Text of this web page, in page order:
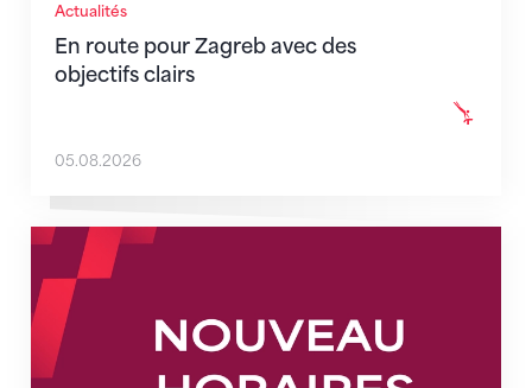
Actualités
En route pour Zagreb avec des
objectifs clairs
05.08.2026
Nouveaux horaires du secrétariat dès le 1er août